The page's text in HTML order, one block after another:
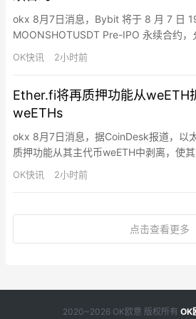
okx 8月7日消息，Bybit 将于 8 月 7 日
MOONSHOTUSDT Pre-IPO 永续合约
杆交易 Moonshot AI（Kimi 背后公司）在
OK快讯 2小时前
Ether.fi将再质押功能从weETH
weETHs
okx 8月7日消息，据CoinDesk报道，以
质押功能从其主代币weETH中剥离，使
币，并将再质押功能转移至新代币
户同时承担两种风险，现在可选择持有
35.5亿美元客户存款…
OK快讯 2小时前
点击查看更多
2020~2026 OK欧意 版权所有 OK